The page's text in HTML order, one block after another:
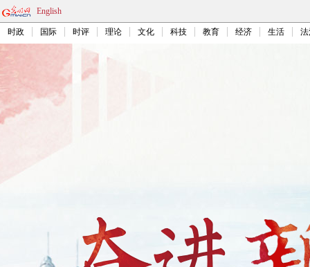
English
时政 国际 时评 理论 文化 科技 教育 经济 生活